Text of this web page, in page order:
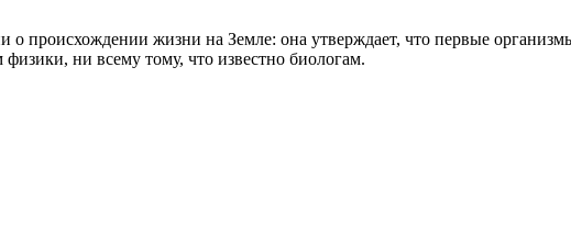
о происхождении жизни на Земле: она утверждает, что первые
ни всему тому, что известно биологам.